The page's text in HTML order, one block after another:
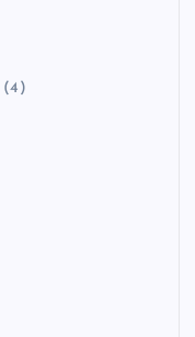
(4)